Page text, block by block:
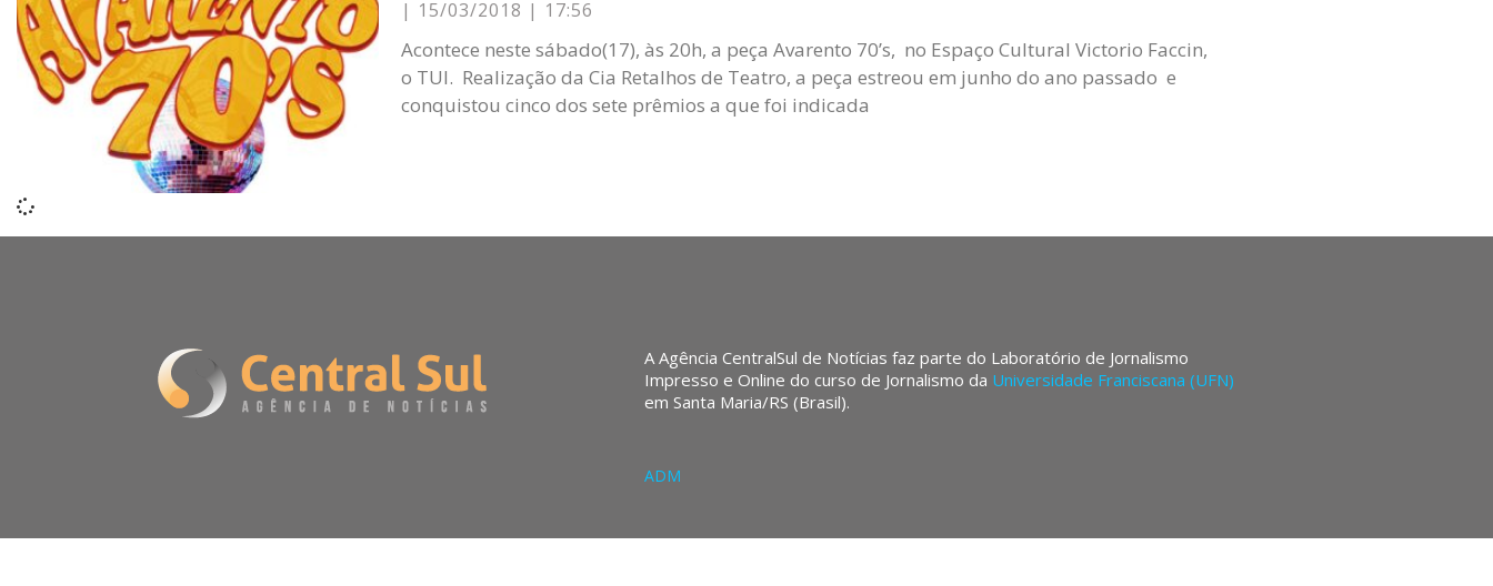
15/03/2018 17:56
Acontece neste sábado(17), às 20h, a peça Avarento 70’s, no Espaço Cultural Victorio Faccin,
o TUI. Realização da Cia Retalhos de Teatro, a peça estreou em junho do ano passado e
conquistou cinco dos sete prêmios a que foi indicada
A Agência CentralSul de Notícias faz parte do Laboratório de Jornalismo
Impresso e Online do curso de Jornalismo da Universidade Franciscana (UFN)
em Santa Maria/RS (Brasil).
ADM